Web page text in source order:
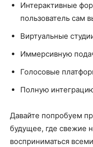
Интерактивные
пользователь сам
Виртуальные
Иммерсивную
Голосовые
Полную
Давайте попробуем
будущее, где свежие
восприниматься